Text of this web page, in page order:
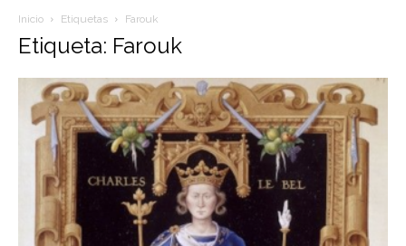
Hoy
Inicio Etiquetas Farouk
Etiqueta: Farouk